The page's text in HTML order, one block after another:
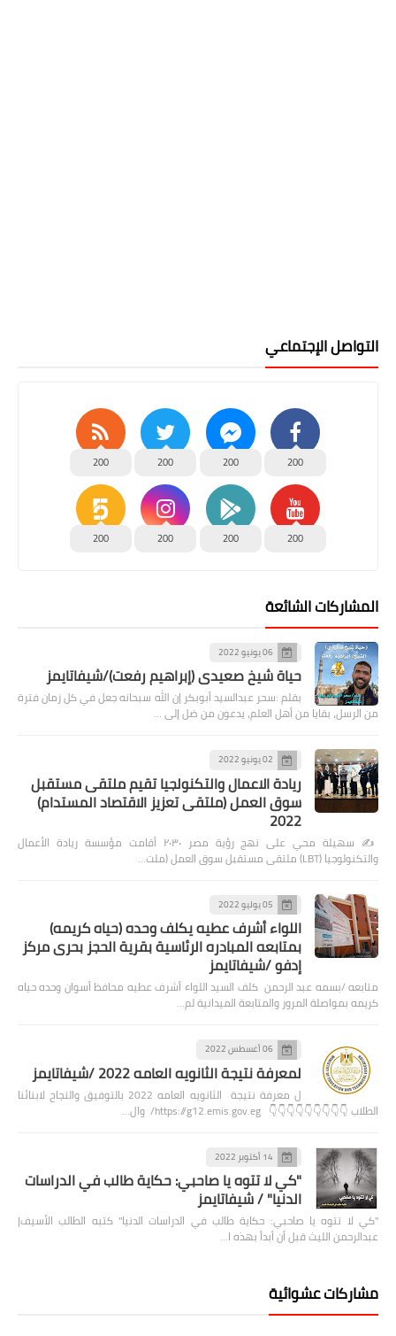
التواصل الإجتماعي
200
200
200
200
200
200
200
200
المشاركات الشائعة
06 يونيو 2022
حياة شيخ صعيدى (إبراهيم رفعت)/شيفاتايمز
بقلم :سحر عبدالسيد أبوبكر إن الله سبحانه جعل في كل زمان فترة
من الرسل، بقايا من أهل العلم، يدعون من ضل إلى …
02 يونيو 2022
ريادة الاعمال والتكنولجيا تقيم ملتقى مستقبل
سوق العمل (ملتقى تعزيز الاقتصاد المستدام)
2022
✍️ سهيلة محي على نهج رؤية مصر ٢٠٣٠ أقامت مؤسسة ريادة الأعمال
والتكنولوجيا (LBT) ملتقى مستقبل سوق العمل (ملت…
05 يوليو 2022
اللواء أشرف عطيه يكلف وحده (حياه كريمه)
بمتابعه المبادره الرئاسية بقرية الحجز بحرى مركز
إدفو /شيفاتايمز
متابعه /بسمه عبد الرحمن كلف السيد اللواء أشرف عطيه محافظ أسوان وحده حياه
كريمه بمواصلة المرور والمتابعة الميدانية لم…
06 أغسطس 2022
لمعرفة نتيجة الثانويه العامه 2022 /شيفاتايمز
ل معرفة نتيجة الثانويه العامه 2022 بالتوفيق والنجاح لابنائنا
الطلاب 👇👇👇👇👇👇👇👇👇 https://g12.emis.gov.eg/ وال…
14 أكتوبر 2022
"كي لا تتوه يا صاحبي: حكاية طالب في الدراسات
الدنيا" / شيفاتايمز
"كي لا تتوه يا صاحبي: حكاية طالب في الدراسات الدنيا" كتبه الطالب الأسيف|
عبدالرحمن الليث قبل أن أبدأ بهذه ا…
مشاركات عشوائية